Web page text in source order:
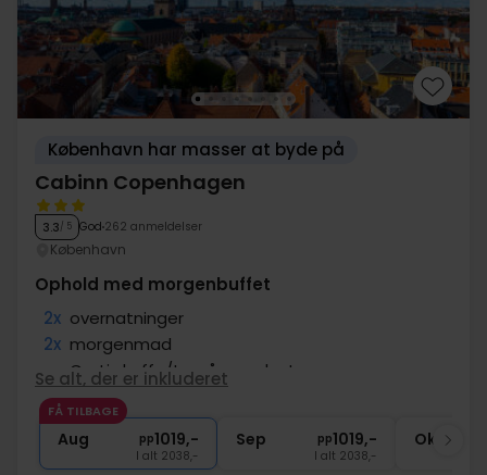
København har masser at byde på
Cabinn Copenhagen
3.3/ 5 God 262 anmeldelser
København
Ophold med morgenbuffet
2x overnatninger
2x morgenmad
∞
Gratis kaffe/te på værelset
∞ Gratis internet og parkering
∞ Central beliggenhed
Se alt, der er inkluderet
FÅ TILBAGE
Aug pp1019,-
I alt 2038,-
Sep pp1019,-
I alt 2038,-
Okt